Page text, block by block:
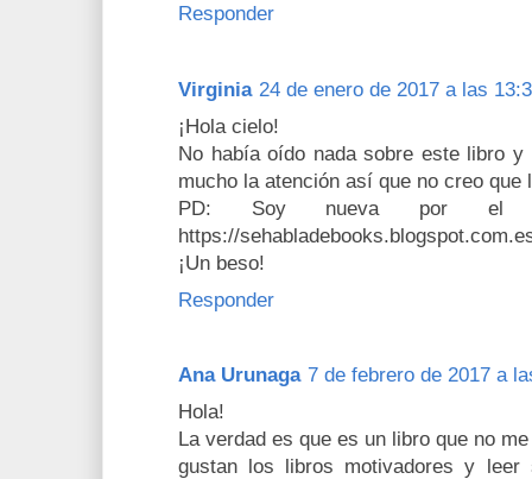
Responder
Virginia 24 de enero de 2017 a las
¡Hola cielo!
No había oído nada sobre este libro
mucho la atención así que no creo que
PD: Soy nueva por el
https://
¡Un beso!
Responder
Ana Urunaga 7 de febrero de 2017 a
Hola!
La verdad es que es un libro que no
gustan los libros motivadores y leer